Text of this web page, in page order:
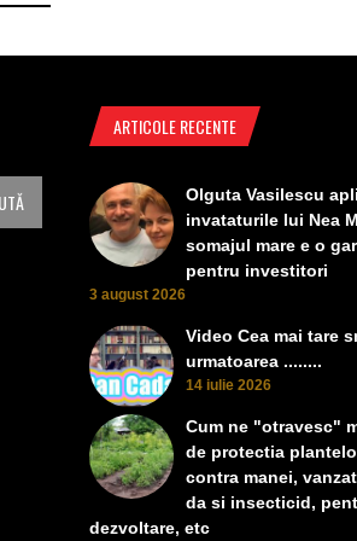
ARTICOLE RECENTE
Olguta Vasilescu
invataturile lui Nea
somajul mare e o
pentru investitori
3 august 2026
Video Cea mai tare
urmatoarea ........
14 iulie 2026
Cum ne "otravesc"
de protectia
contra manei,
da si insecticid,
dezvoltare, etc